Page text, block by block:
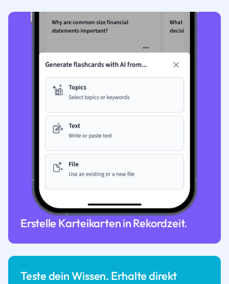
Erstelle Karteikarten in Rekordzeit.
Teste dein Wissen. Erhalte direkt